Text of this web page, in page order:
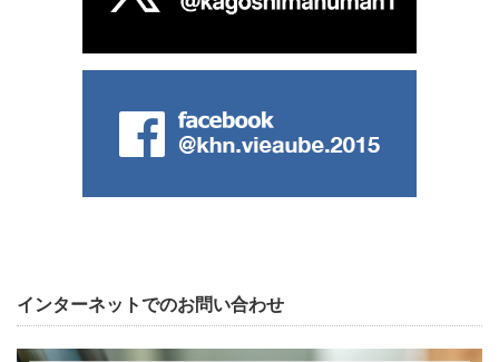
インターネットでのお問い合わせ